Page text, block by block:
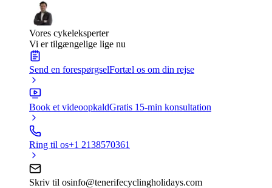
Vores cykeleksperter
Vi er tilgængelige lige nu
Send en forespørgselFortæl os om din rejse
Book et videoopkaldGratis 15-min konsultation
Ring til os+1 2138570361
Skriv til osinfo@tenerifecyclingholidays.com